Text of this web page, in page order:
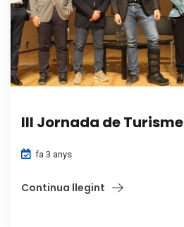
III Jornada de Turisme
fa 3 anys
Continua llegint